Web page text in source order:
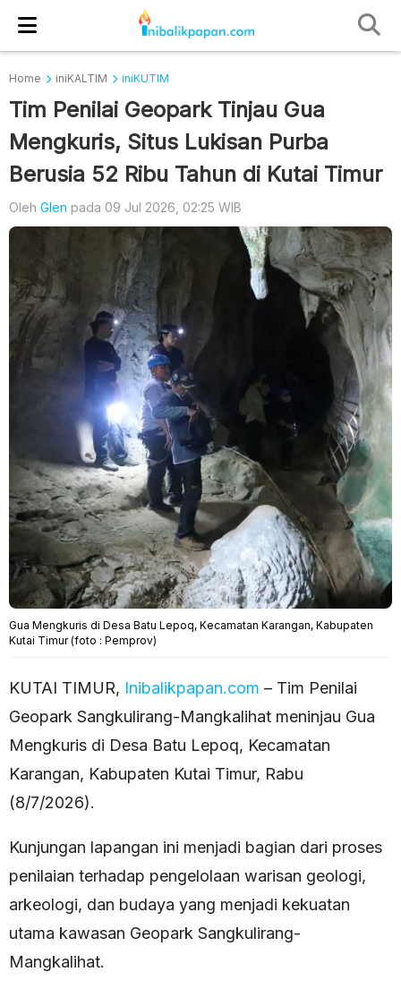
Home iniKALTIM iniKUTIM
Tim Penilai Geopark Tinjau Gua
Mengkuris, Situs Lukisan Purba
Berusia 52 Ribu Tahun di Kutai Timur
Oleh Glen pada 09 Jul 2026, 02:25 WIB
Gua Mengkuris di Desa Batu Lepoq, Kecamatan Karangan, Kabupaten
Kutai Timur (foto : Pemprov)
KUTAI TIMUR, Inibalikpapan.com – Tim Penilai
Geopark Sangkulirang-Mangkalihat meninjau Gua
Mengkuris di Desa Batu Lepoq, Kecamatan
Karangan, Kabupaten Kutai Timur, Rabu
(8/7/2026).
Kunjungan lapangan ini menjadi bagian dari proses
penilaian terhadap pengelolaan warisan geologi,
arkeologi, dan budaya yang menjadi kekuatan
utama kawasan Geopark Sangkulirang-
Mangkalihat.